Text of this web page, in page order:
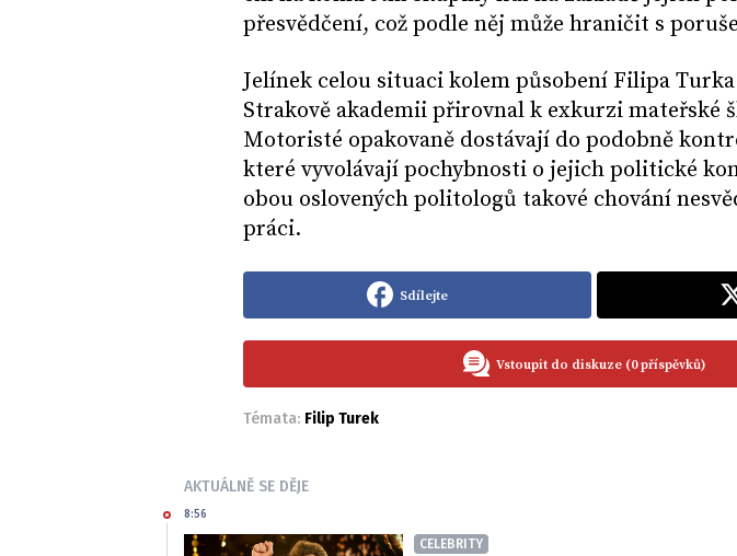
přesvědčení, což podle něj může hraničit s
Jelínek celou situaci kolem působení Filipa
Strakově akademii přirovnal k exkurzi mateřské
Motoristé opakovaně dostávají do podobně
které vyvolávají pochybnosti o jejich politické
obou oslovených politologů takové chování
práci.
Sdílejte
Vstoupit do diskuze (0 příspěvků)
Témata: Filip Turek
AKTUÁLNĚ SE DĚJE
8:56
CELEBRITY